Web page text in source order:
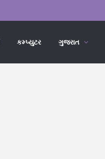
કમ્પ્યુટર ગુજરાત